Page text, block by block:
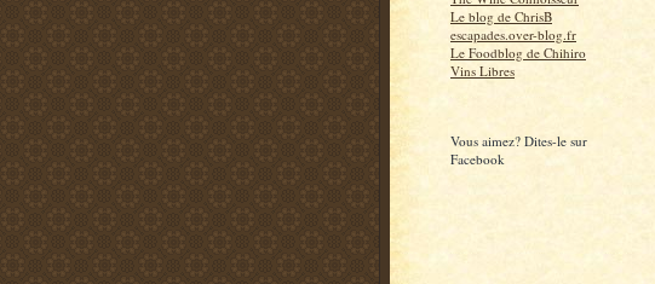
Le blog de ChrisB
escapades.over-blog.fr
Le Foodblog de Chihiro
Vins Libres
Vous aimez? Dites-le sur
Facebook